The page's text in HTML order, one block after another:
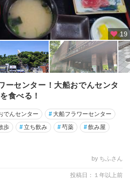
19
ーセンター！大船おでんセンタ
食べる！
でんセンター # 大船フラワーセンター
歩 #立ち飲み #芍薬 #飲み屋
by ちふさん
投稿日：１年以上前